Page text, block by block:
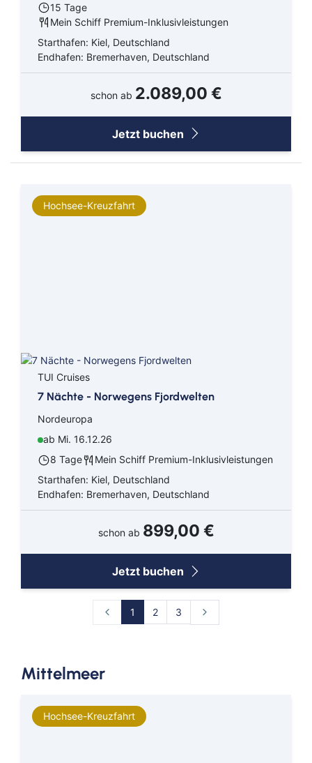
15 Tage
Mein Schiff Premium-Inklusivleistungen
Starthafen: Kiel, Deutschland
Endhafen: Bremerhaven, Deutschland
schon ab 2.089,00 €
Jetzt buchen
Hochsee-Kreuzfahrt
TUI Cruises
7 Nächte - Norwegens Fjordwelten
Nordeuropa
ab Mi. 16.12.26
8 Tage
Mein Schiff Premium-Inklusivleistungen
Starthafen: Kiel, Deutschland
Endhafen: Bremerhaven, Deutschland
schon ab 899,00 €
Jetzt buchen
1 2 3
Mittelmeer
Hochsee-Kreuzfahrt